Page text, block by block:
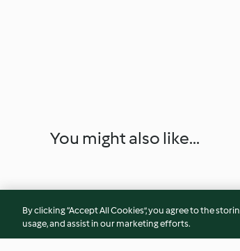
You might also like...
By clicking “Accept All Cookies”, you agree to the
usage, and assist in our marketing efforts.